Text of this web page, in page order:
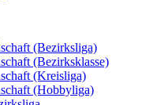
(Bezirksliga)
(Bezirksklasse)
(Kreisliga)
(Hobbyliga)